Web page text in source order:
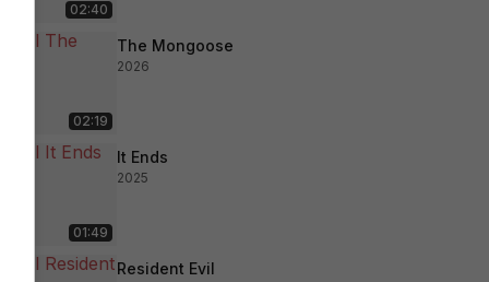
02:40
02:19
The Mongoose
2026
01:49
It Ends
2025
Resident Evil